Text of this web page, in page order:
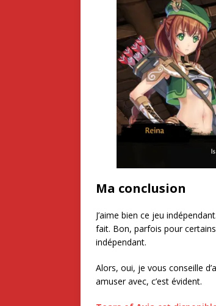
Ma conclusion
J’aime bien ce jeu
fait. Bon, parfois pour
indépendant.
Alors, oui, je vous conseille
amuser avec, c’est évident.